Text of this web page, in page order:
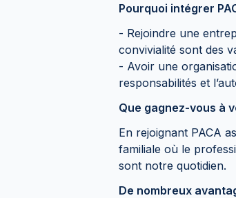
Pourquoi intégrer
- Rejoindre une
convivialité sont des
- Avoir une
responsabilités et
Que gagnez-vous à
En rejoignant PACA
familiale où le
sont notre quotidien.
De nombreux